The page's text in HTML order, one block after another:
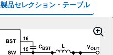
製品セレクション・テーブル